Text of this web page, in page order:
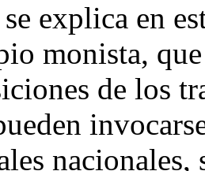
explica en
monista,
de los
nacionales,